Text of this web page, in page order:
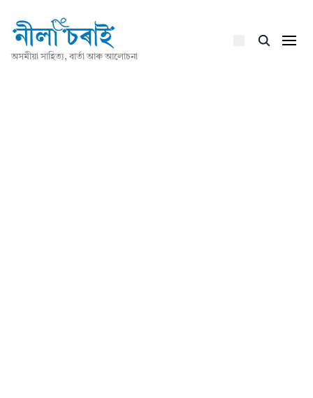
অসমীয়া সাহিত্য, বাৰ্তা আৰু আলোচনা